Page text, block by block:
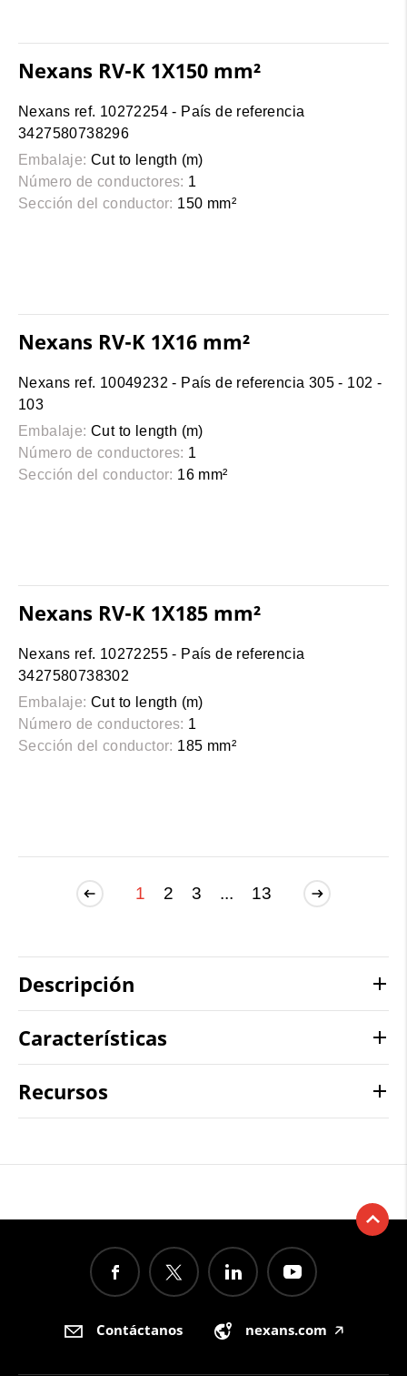
Nexans RV-K 1X150 mm²
Nexans ref. 10272254 - País de referencia
3427580738296
Embalaje: Cut to length (m)
Número de conductores: 1
Sección del conductor: 150 mm²
Nexans RV-K 1X16 mm²
Nexans ref. 10049232 - País de referencia 305 - 102 -
103
Embalaje: Cut to length (m)
Número de conductores: 1
Sección del conductor: 16 mm²
Nexans RV-K 1X185 mm²
Nexans ref. 10272255 - País de referencia
3427580738302
Embalaje: Cut to length (m)
Número de conductores: 1
Sección del conductor: 185 mm²
1 2 3 ... 13
Descripción
Características
Recursos
Contáctanos nexans.com 🡥